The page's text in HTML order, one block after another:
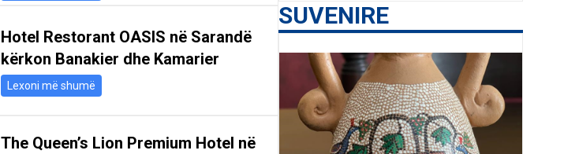
Hotel Restorant OASIS në Sarandë
kërkon Banakier dhe Kamarier
Lexoni më shumë
The Queen’s Lion Premium Hotel në
SUVENIRE